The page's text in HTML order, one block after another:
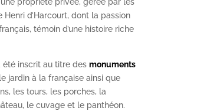
propriété privée, gérée par les
d’Harcourt, dont la passion
témoin d’une histoire riche
été inscrit au titre des monuments
jardin à la française ainsi que
les tours, les porches, la
le cuvage et le panthéon.